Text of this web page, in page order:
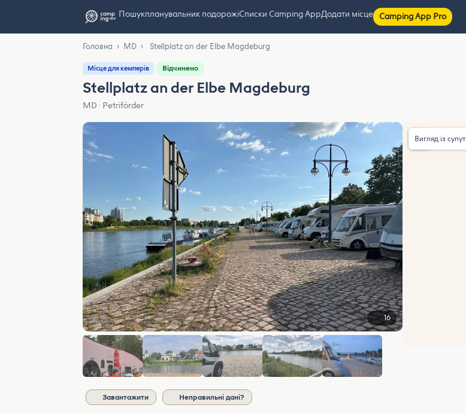
Пошукпланувальник подорожіСписки Camping AppДодати місце Camping App Pro
Головна › MD › Stellplatz an der Elbe Magdeburg
Місце для кемперів Відчинено
Stellplatz an der Elbe Magdeburg
MD · Petriförder
16
Вигляд із
Завантажити Неправильні дані?